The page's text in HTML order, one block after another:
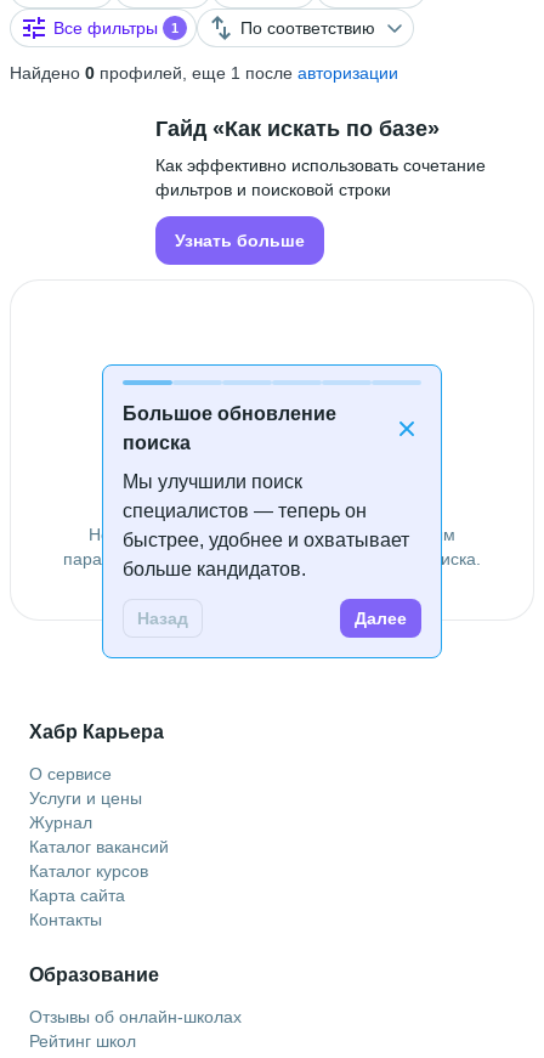
Все фильтры
1 По соответствию
Найдено 0 профилей, еще 1 после авторизации
Большое обновление
поиска
Мы улучшили поиск
специалистов — теперь он
быстрее, удобнее и охватывает
больше кандидатов.
Назад Далее
Гайд «Как искать по базе»
Как эффективно использовать сочетание
фильтров и поисковой строки
Узнать больше
Специалисты не найдены
Не удалось найти специалистов по заданным
параметрам. Попробуйте изменить условия поиска.
Хабр Карьера
О сервисе
Услуги и цены
Журнал
Каталог вакансий
Каталог курсов
Карта сайта
Контакты
Образование
Отзывы об онлайн-школах
Рейтинг школ